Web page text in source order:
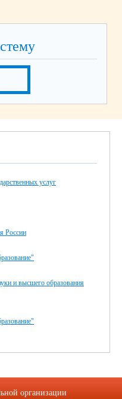
услуг
России
и высшего образования
организации